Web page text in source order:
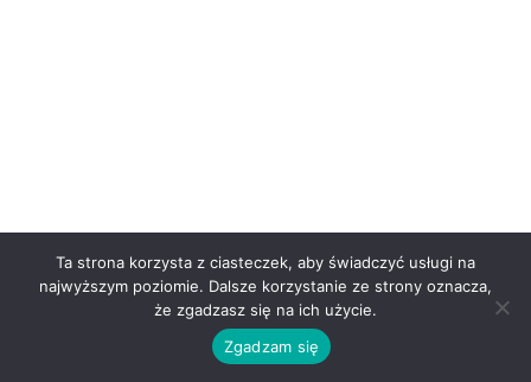
Ta strona korzysta z ciasteczek, aby świadczyć usługi na
najwyższym poziomie. Dalsze korzystanie ze strony oznacza,
że zgadzasz się na ich użycie.
Zgadzam się